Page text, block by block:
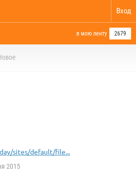
Вход
в мою ленту 2679
sites/default/file...
2015